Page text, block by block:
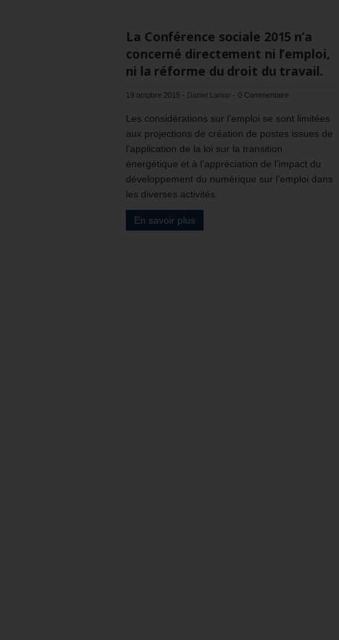
La Conférence sociale 2015 n’a
concerné directement ni l’emploi,
ni la réforme du droit du travail.
19 octobre 2015 - Daniel Lamar - 0 Commentaire
Les considérations sur l’emploi se sont limitées
aux projections de création de postes issues de
l’application de la loi sur la transition
énergétique et à l’appréciation de l’impact du
développement du numérique sur l’emploi dans
les diverses activités.
En savoir plus